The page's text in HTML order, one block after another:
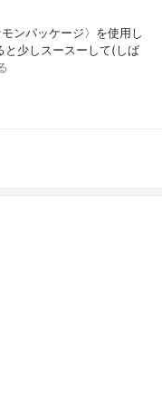
ンパッケージ〉を使用し
と少しスースーして(しば